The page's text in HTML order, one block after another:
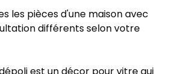
les pièces d'une maison avec
différents selon votre
est un décor pour vitre qui